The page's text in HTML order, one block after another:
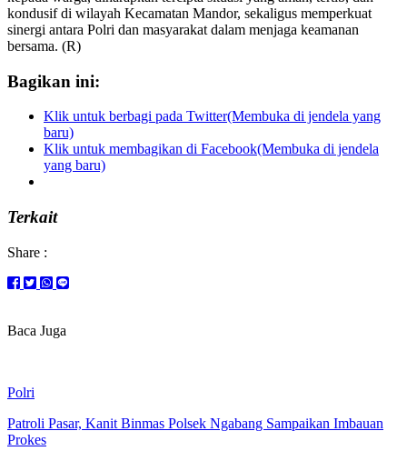
kondusif di wilayah Kecamatan Mandor, sekaligus memperkuat
sinergi antara Polri dan masyarakat dalam menjaga keamanan
bersama. (R)
Bagikan ini:
Klik untuk berbagi pada Twitter(Membuka di jendela yang
baru)
Klik untuk membagikan di Facebook(Membuka di jendela
yang baru)
Terkait
Share :
Baca Juga
Polri
Patroli Pasar, Kanit Binmas Polsek Ngabang Sampaikan Imbauan
Prokes